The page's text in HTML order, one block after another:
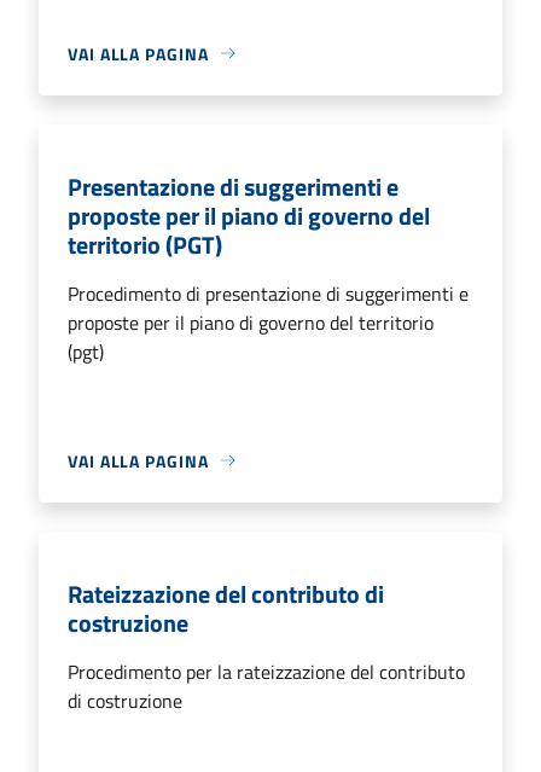
VAI ALLA PAGINA
Presentazione di suggerimenti e
proposte per il piano di governo del
territorio (PGT)
Procedimento di presentazione di suggerimenti e
proposte per il piano di governo del territorio
(pgt)
VAI ALLA PAGINA
Rateizzazione del contributo di
costruzione
Procedimento per la rateizzazione del contributo
di costruzione